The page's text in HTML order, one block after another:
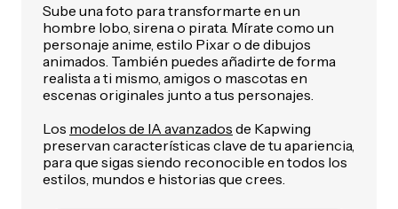
Sube una foto para transformarte en un
hombre lobo, sirena o pirata. Mírate como un
personaje anime, estilo Pixar o de dibujos
animados. También puedes añadirte de forma
realista a ti mismo, amigos o mascotas en
escenas originales junto a tus personajes.
Los modelos de IA avanzados de Kapwing
preservan características clave de tu apariencia,
para que sigas siendo reconocible en todos los
estilos, mundos e historias que crees.